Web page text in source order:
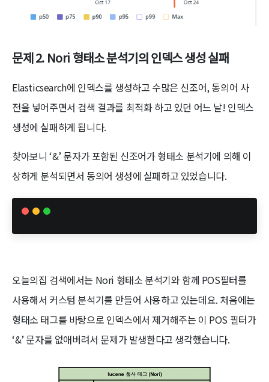
문제 2. Nori 형태소 분석기의 인덱스 생성 실패
Elasticsearch에 인덱스를 생성하고 수많은 신조어, 동의어 사
전을 넣어주면서 검색 결과를 최적화 하고 있던 어느 날! 인덱스
생성에 실패하게 됩니다.
찾아보니 ‘&’ 문자가 포함된 신조어가 형태소 분석기에 의해 이
상하게 분석되면서 동의어 생성에 실패하고 있었습니다.
오늘의집 검색에서는 Nori 형태소 분석기와 함께 POS필터를
사용해서 커스텀 분석기를 만들어 사용하고 있는데요. 처음에는
형태소 태그를 바탕으로 인덱스에서 제거해주는 이 POS 필터가
‘&’ 문자를 없애버려서 문제가 발생한다고 생각했습니다.